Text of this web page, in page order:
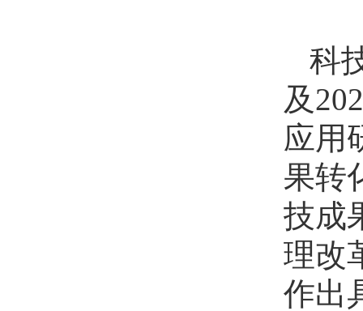
科
及
应用
果转
技成
理改
作出